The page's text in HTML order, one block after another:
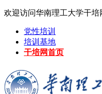
欢迎访问华南理工大学干培
党性培训
培训基地
干培网首页